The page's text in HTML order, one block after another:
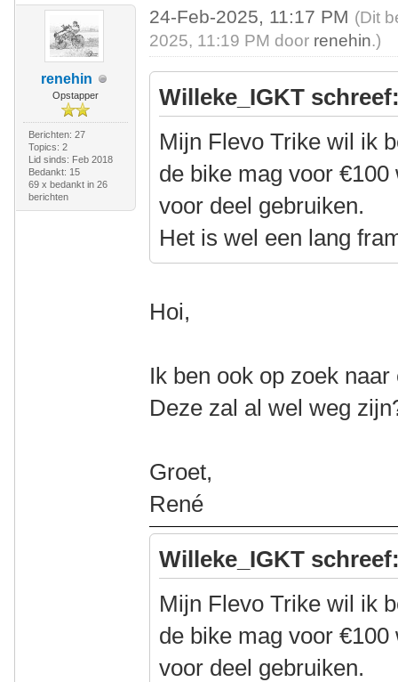
renehin
Opstapper
Berichten: 27
Topics: 2
Lid sinds: Feb 2018
Bedankt: 15
69 x bedankt in 26
berichten
24-Feb-2025, 11:17 PM (Dit
2025, 11:19 PM door renehin.)
Willeke_IGKT
Mijn Flevo Trike wil ik
de bike mag voor
voor deel gebruiken.
Het is wel een lang
Hoi,
Ik ben ook op zoek
Deze zal al wel weg
Groet,
René
Willeke_IGKT
Mijn Flevo Trike wil ik
de bike mag voor
voor deel gebruiken.